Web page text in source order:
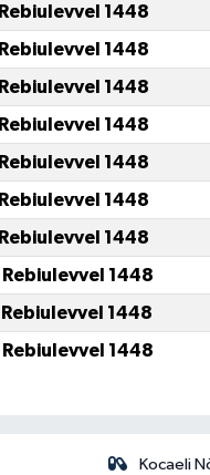
1448
1448
1448
1448
1448
1448
1448
Rebiulevvel 1448
Rebiulevvel 1448
Rebiulevvel 1448
Kocaeli